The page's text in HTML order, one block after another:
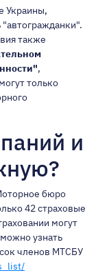
Украины,
также
,
только
и
бюро
42 страховые
могут
узнать
членов МТСБУ